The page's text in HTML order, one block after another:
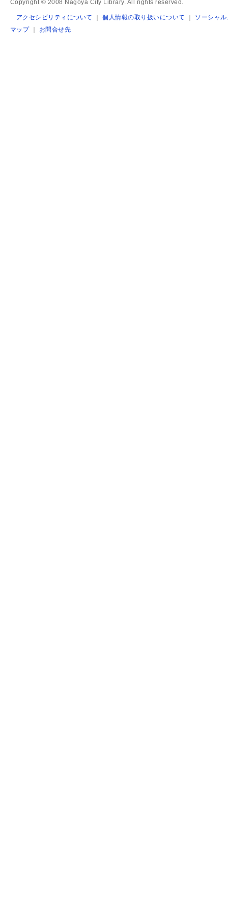
Copyright © 2008 Nagoya City Library. All rights reserved.
アクセシビリティについて ｜個人情報の取り扱いについて ｜ ソーシャ
マップ｜ お問合せ先